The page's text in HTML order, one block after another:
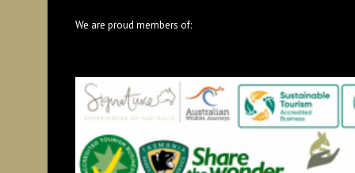
We are proud members of: